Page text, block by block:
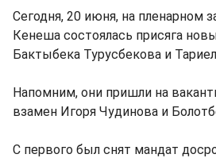
Сегодня, 20 июня, на пленарном
Кенеша состоялась присяга
Бактыбека Турусбекова и
Напомним, они пришли на
взамен Игоря Чудинова и
С первого был снят мандат